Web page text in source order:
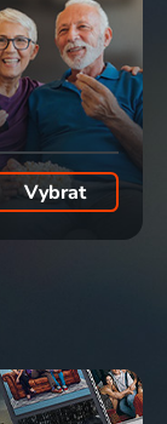
Vybrat